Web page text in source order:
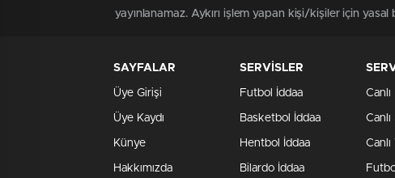
yayınlanamaz. Aykırı işlem yapan kişi/kişiler için
SAYFALAR
Üye Girişi
Üye Kaydı
Künye
Hakkımızda
SERVİSLER
Futbol İddaa
Basketbol İddaa
Hentbol İddaa
Bilardo İddaa